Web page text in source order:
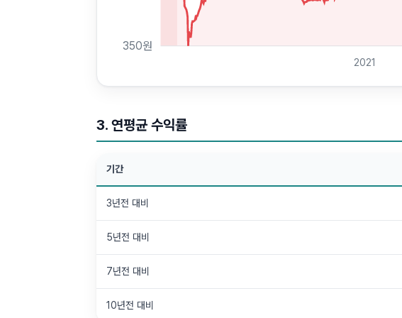
350원
2021
3. 연평균 수익률
기간
3년전 대비
5년전 대비
7년전 대비
10년전 대비